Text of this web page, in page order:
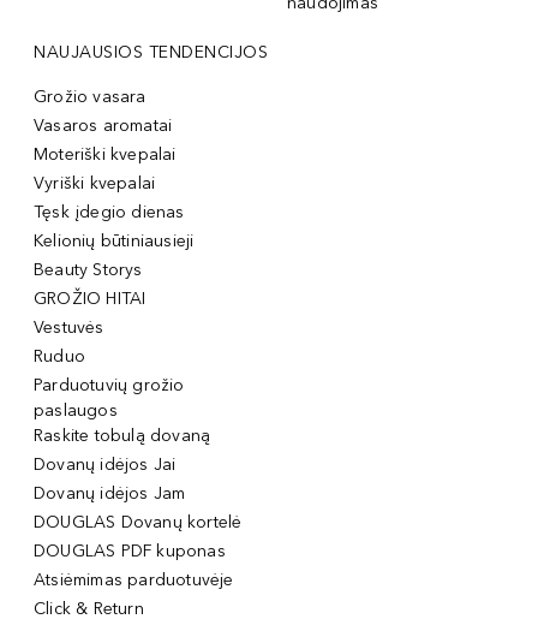
NAUJAUSIOS TENDENCIJOS
Grožio vasara
Vasaros aromatai
Moteriški kvepalai
Vyriški kvepalai
Tęsk įdegio dienas
Kelionių būtiniausieji
Beauty Storys
GROŽIO HITAI
Vestuvės
Ruduo
Parduotuvių grožio
paslaugos
Raskite tobulą dovaną
Dovanų idėjos Jai
Dovanų idėjos Jam
DOUGLAS Dovanų kortelė
DOUGLAS PDF kuponas
Atsiėmimas parduotuvėje
Click & Return